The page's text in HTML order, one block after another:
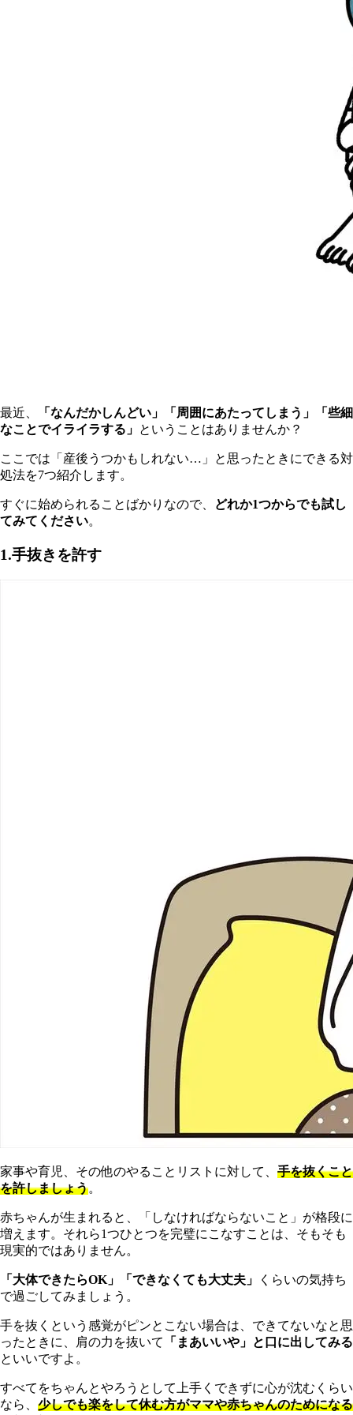
最近、
「なんだかしんどい」「周囲にあたってしまう」「些細
なことでイライラする」 ということはありませんか？
こ こでは「産後うつかもしれない…」と思ったときにできる対
処法を7つ紹介します。
すぐに始められることばかりなので、
どれか1つからでも試し
てみてください。
1.手抜きを許す
家事や育児、その他のやることリストに対して、 手を抜くこと
を許しましょう。
赤ちゃんが生まれると、「しなければならないこと」が格段に
増えます。それら1つひとつを完璧にこなすことは、そもそも
現実的ではありません。
「 大体できたらOK」「できなくても大丈夫」
くらいの気持ち
で過ごしてみましょう。
手を抜くという感覚がピンとこない場合は、できてないなと思
ったときに、肩の力を抜いて
「まあいいや」と口に出してみる
といいですよ。
すべてをちゃんとやろうとして上手くできずに心が沈むくらい
なら、 少しでも楽をして休む方がママや赤ちゃんのためになる